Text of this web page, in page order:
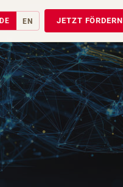
DE EN JETZT FÖRDERN